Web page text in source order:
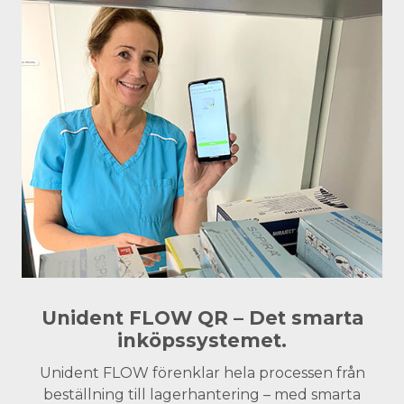
Unident FLOW QR – Det smarta
inköpssystemet.
Unident FLOW förenklar hela processen från
beställning till lagerhantering – med smarta